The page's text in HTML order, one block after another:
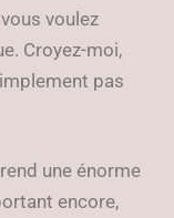
voulez
Croyez-moi,
pas
une énorme
encore,